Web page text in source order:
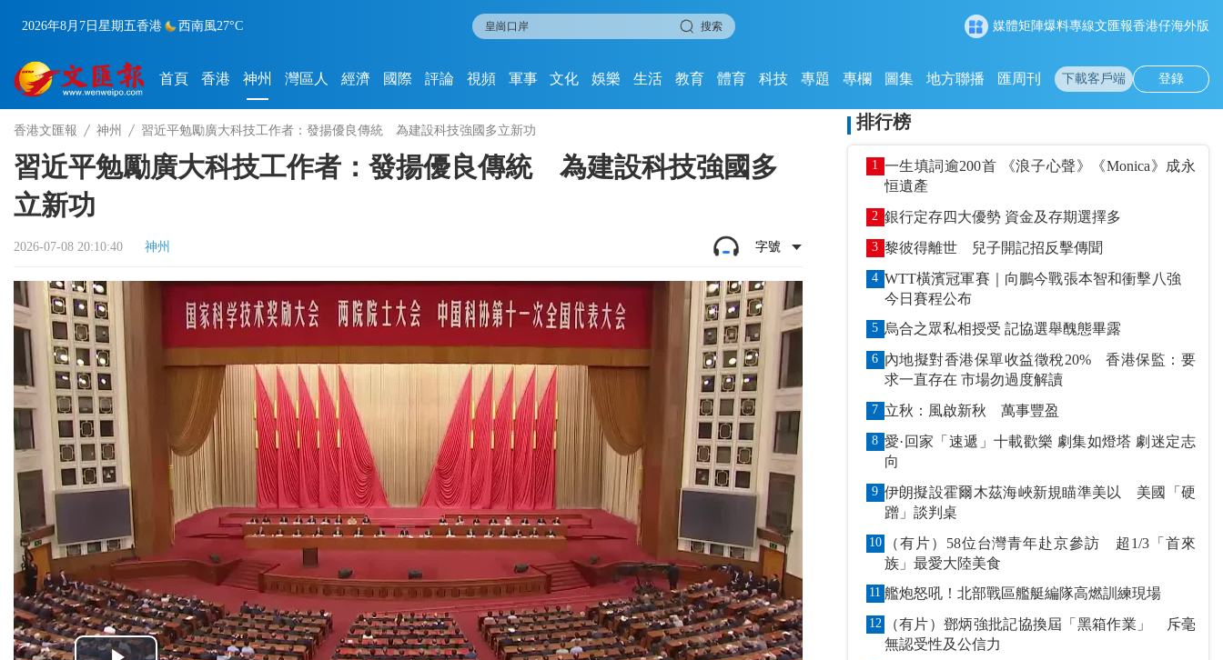
2026年8月7日 星期五香港 西南風27°C 搜索 媒體矩陣爆料專線文匯報香港仔海外版
首頁 香港 神州 灣區人 經濟 國際 評論 視頻 軍事 文化 娛樂 生活 教育 體育 科技 專題 專欄 圖集 地方聯播 匯周刊 下載客戶端 登錄
香港文匯報 神州 習近平勉勵廣大科技工作者：發揚優良傳統 為建設科技強國多立新功
習近平勉勵廣大科技工作者：發揚優良傳統 為建設科技強國多
立新功
2026-07-08 20:10:40 神州 字號
排行榜
1 一生填詞逾200首 《浪子心聲》《Monica》成永
恒遺產
2 銀行定存四大優勢 資金及存期選擇多
3 黎彼得離世 兒子開記招反擊傳聞
4 WTT橫濱冠軍賽｜向鵬今戰張本智和衝擊八強
今日賽程公布
5 烏合之眾私相授受 記協選舉醜態畢露
6 內地擬對香港保單收益徵稅20% 香港保監：要
求一直存在 市場勿過度解讀
7 立秋：風啟新秋 萬事豐盈
8 愛·回家「速遞」十載歡樂 劇集如燈塔 劇迷定志
向
9 伊朗擬設霍爾木茲海峽新規瞄準美以 美國「硬
蹭」談判桌
10
（有片）58位台灣青年赴京參訪 超1/3「首來
族」最愛大陸美食
11 艦炮怒吼！北部戰區艦艇編隊高燃訓練現場
12
（有片）鄧炳強批記協換屆「黑箱作業」 斥毫
無認受性及公信力